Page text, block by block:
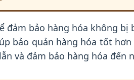
bảo hàng hóa không bị
bảo quản hàng hóa tốt
và đảm bảo hàng hóa đến